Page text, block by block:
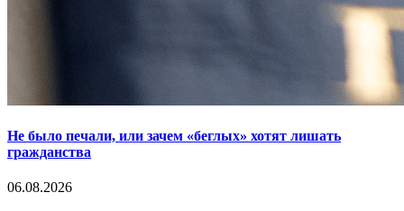
Не было печали, или зачем «беглых» хотят лишать
гражданства
06.08.2026